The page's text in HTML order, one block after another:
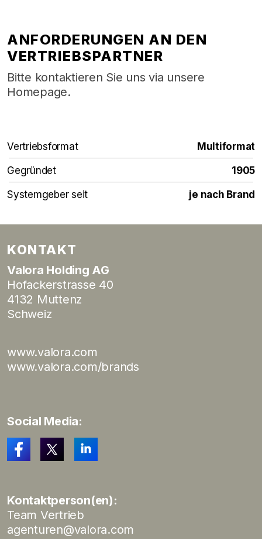
ANFORDERUNGEN AN DEN
VERTRIEBSPARTNER
Bitte kontaktieren Sie uns via unsere
Homepage.
Vertriebsformat Multiformat
Gegründet 1905
Systemgeber seit je nach Brand
KONTAKT
Valora Holding AG
Hofackerstrasse 40
4132 Muttenz
Schweiz
www.valora.com
www.valora.com/brands
Social Media:
Kontaktperson(en):
Team Vertrieb
agenturen@valora.com